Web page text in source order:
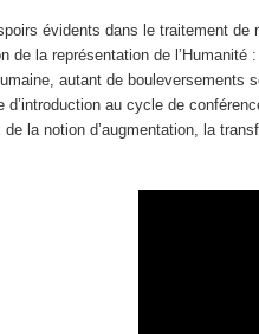
évidents dans le traitement
de la représentation de
autant de
d’introduction au cycle de
la notion d’augmentation, la